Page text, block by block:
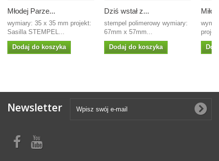
Młodej Parze...
wymiary: 35 x 35 mm projekt:
Sasilla STEMPEL...
Dodaj do koszyka
Dziś wstał z...
stempel polimerowy wymiary:
67mm x 57mm...
Dodaj do koszyka
Newsletter